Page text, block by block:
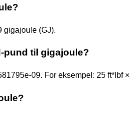
gigajoule (GJ).
pund til gigajoule?
09. For eksempel: 25 ft*lbf